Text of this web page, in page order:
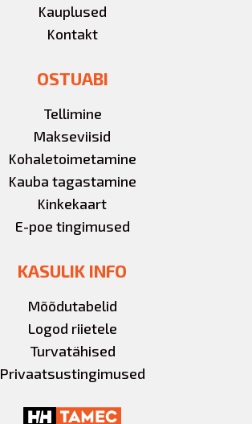
Kauplused
Kontakt
OSTUABI
Tellimine
Makseviisid
Kohaletoimetamine
Kauba tagastamine
Kinkekaart
E-poe tingimused
KASULIK INFO
Mõõdutabelid
Logod riietele
Turvatähised
Privaatsustingimused